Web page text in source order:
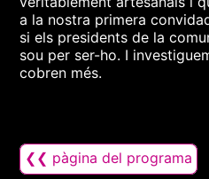
a la nostra primera
si els presidents de la
sou per ser-ho. I
cobren més.
❮❮ pàgina del programa